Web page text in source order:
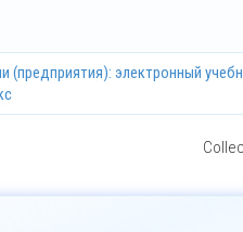
(предприятия): электронный